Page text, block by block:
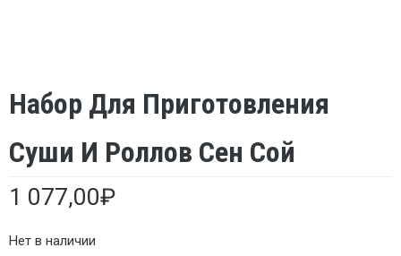
Набор Для Приготовления
Суши И Роллов Сен Сой
1 077,00₽
Нет в наличии